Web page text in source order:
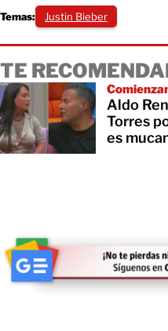
Temas: Justin Bieber
TE
Aldo
Torres
es